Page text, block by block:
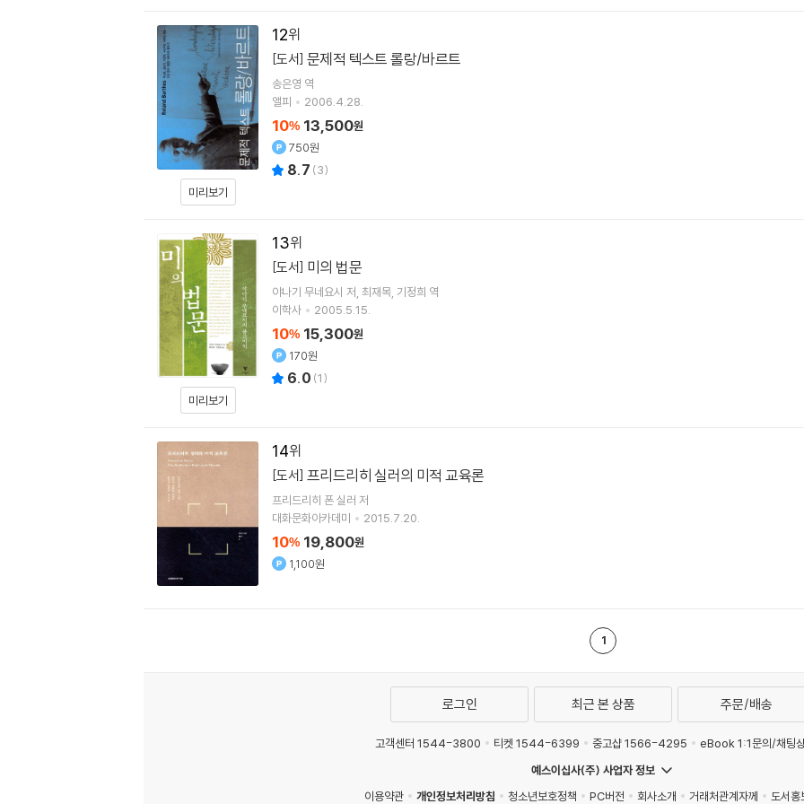
12
미리보기
[도서] 문제적 텍스트 롤랑/바르트
송은영 역
앨피
2006.4.28.
10% 13,500원
750원
8.7 (3)
13
미리보기
[도서] 미의 법문
야나기 무네요시 저 최재목 기정희 역
이학사
2005.5.15.
10% 15,300원
170원
6.0 (1)
14
[도서] 프리드리히 실러의 미적 교육론
프리드리히 폰 실러 저
대화문화아카데미
2015.7.20.
10% 19,800원
1,100원
1
로그인 최근 본 상품 주문/배송
고객센터 1544-3800 티켓 1544-6399 중고샵 1566-4295
eBook 1:1문의/채팅
예스이십사(주) 사업자 정보
이용약관
개인정보처리방침 청소년보호정책 PC버전 회사소개 거래처관계자께 도서홍